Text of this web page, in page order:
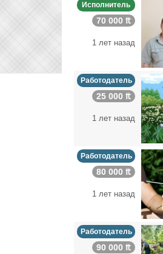
Исполнитель
70 000 ₶
1 лет назад
Работодатель
25 000 ₶
1 лет назад
Работодатель
80 000 ₶
1 лет назад
Работодатель
90 000 ₶